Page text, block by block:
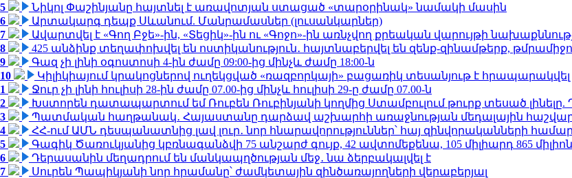
5
Նիկոլ Փաշինյանը հայտնել է առավոտյան ստացած «տարօրինակ» նամակի մասին
6
Արտակարգ դեպք Սևանում. Մանրամասներ (լուսանկարներ)
7
Ավարտվել է «Գող Բջե»-ին, «Տեցիկ»-ին ու «Գոջո»-ին առնչվող քրեական վարույթի
8
425 անձինք տեղափոխվել են ոստիկանություն․ հայտնաբերվել են զենք-զինամթերք,
9
Գազ չի լինի օգոստոսի 4-ին ժամը 09:00-ից մինչև ժամը 18:00-ն
10
Կիլիկիայում կրակոցներով ուղեկցված «ռազբորկայի» բացառիկ տեսանյութ է հրապարակվել
1
Ջուր չի լինի հուլիսի 28-ին ժամը 07.00-ից մինչև հուլիսի 29-ը ժամը 07.00-ն
2
Խստորեն դատապարտում եմ Ռուբեն Ռուբինյանի կողմից Ստամբուլում թուրք տեսած լինելը.
3
Պատմական հաղթանակ․ Հայաստանը դարձավ աշխարհի առաջնության մեդալային
4
ՀՀ-ում ԱՄՆ դեսպանատնից լավ լուր․ նոր հնարավորություններ՝ հայ զինվորականների համար
5
Գագիկ Ծառուկյանից կբռնագանձվի 75 անշարժ գույք, 42 ավտոմեքենա, 105 միլիարդ 865
6
Դերասանին մեղադրում են մանկապղծության մեջ․ նա ձերբակալվել է
7
Սուրեն Պապիկյանի նոր հրամանը՝ ժամկետային զինծառայողների վերաբերյալ